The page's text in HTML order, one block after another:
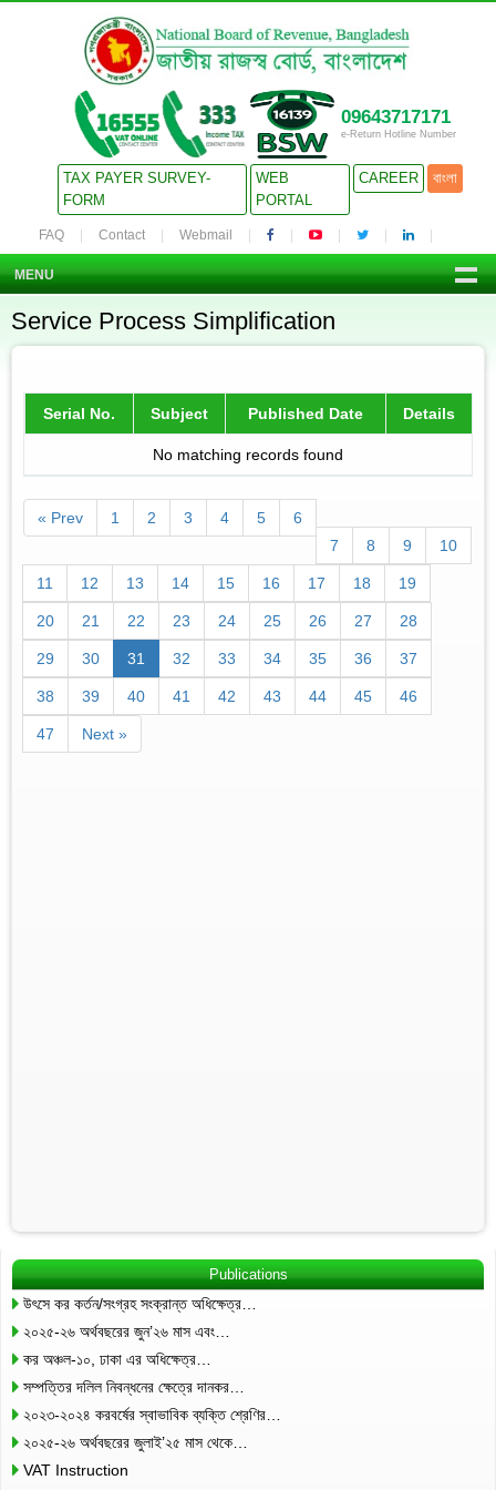
09643717171
e-Return Hotline Number
TAX PAYER SURVEY-
FORM
WEB
PORTAL
CAREER বাংলা
FAQ Contact Webmail
MENU
Service Process Simplification
Serial No. Subject Published Date Details
No matching records found
« Prev 1 2 3 4 5
6
7
8 9 10
11 12 13 14 15 16 17 18 19
20 21 22 23 24 25 26 27 28
29 30 31 32 33 34 35 36 37
38 39 40 41 42 43 44 45 46
47 Next »
Publications
উৎসে কর কর্তন/সংগ্রহ সংক্রান্ত অধিক্ষেত্র…
২০২৫-২৬ অর্থবছরের জুন’২৬ মাস এবং…
কর অঞ্চল-১০, ঢাকা এর অধিক্ষেত্র…
সম্পত্তির দলিল নিবন্ধনের ক্ষেত্রে দানকর…
২০২৩-২০২৪ করবর্ষের স্বাভাবিক ব্যক্তি শ্রেণির…
২০২৫-২৬ অর্থবছরের জুলাই’২৫ মাস থেকে…
VAT Instruction